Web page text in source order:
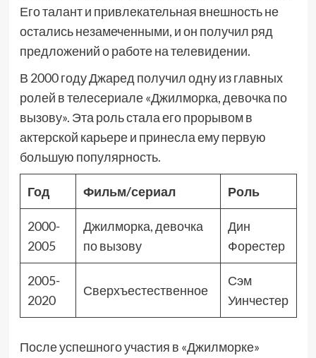
Его талант и привлекательная внешность не
остались незамеченными, и он получил ряд
предложений о работе на телевидении.
В 2000 году Джаред получил одну из главных
ролей в телесериале «Джилморка, девочка по
вызову». Эта роль стала его прорывом в
актерской карьере и принесла ему первую
большую популярность.
Год Фильм/сериал Роль
2000-
2005
Джилморка, девочка
по вызову
Дин
Форестер
2005-
2020
Сверхъестественное
Сэм
Уинчестер
После успешного участия в «Джилморке»